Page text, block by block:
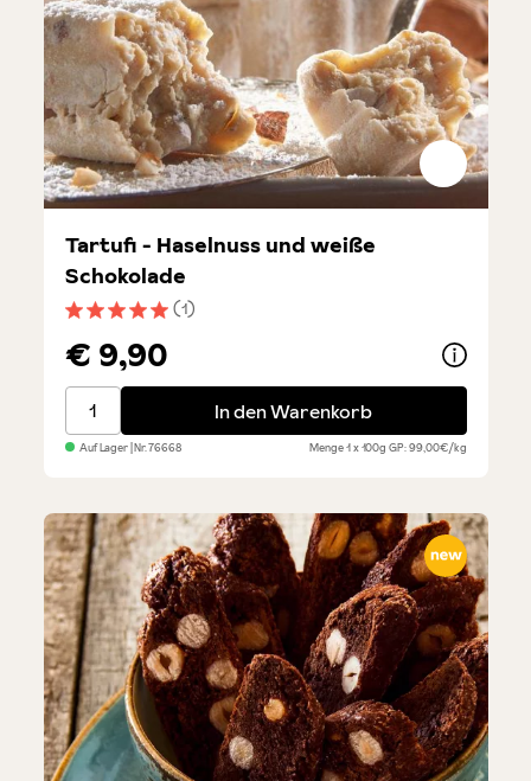
Durchschnittliche Bewertung von 5 von 5 Sternen
(1)
Tartufi - Haselnuss und weiße
Schokolade
€ 9,90
Tartufi - Haselnuss und weiße Schokolade
In den Warenkorb
Auf Lager| Nr.76668 Menge1 x 100gGP: 99,00€/kg